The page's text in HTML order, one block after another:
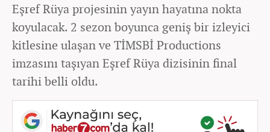
Eşref Rüya projesinin yayın hayatına nokta
koyulacak. 2 sezon boyunca geniş bir izleyici
kitlesine ulaşan ve TİMSBİ Productions
imzasını taşıyan Eşref Rüya dizisinin final
tarihi belli oldu.